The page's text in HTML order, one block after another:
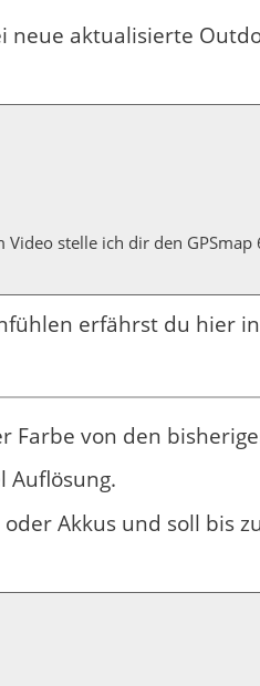
aktualisierte
stelle ich dir den GPSmap
erfährst du hier
Farbe von den
Auflösung.
Akkus und soll bis